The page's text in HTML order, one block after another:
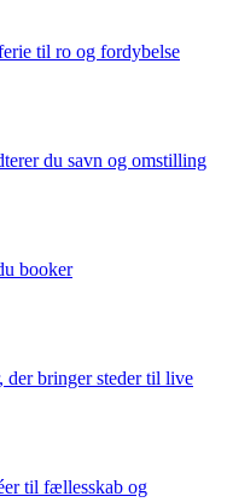
til ro og fordybelse
du savn og omstilling
booker
der bringer steder til live
til fællesskab og